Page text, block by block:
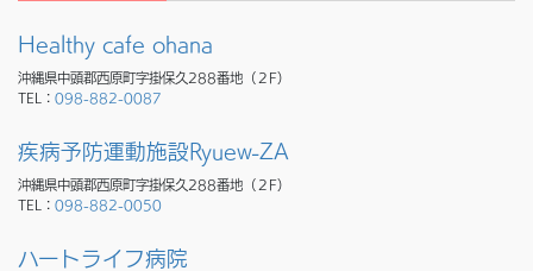
Healthy cafe ohana
沖縄県中頭郡西原町字掛保久288番地（２F）
TEL： 098-882-0087
疾病予防運動施設Ryuew-ZA
沖縄県中頭郡西原町字掛保久288番地（２F）
TEL： 098-882-0050
ハートライフ病院